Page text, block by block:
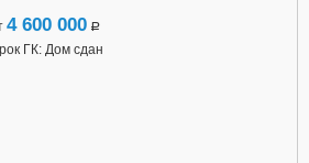
4 600 000 a
ГК: Дом сдан